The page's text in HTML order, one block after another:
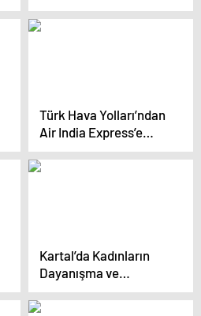
Türk Hava Yolları’ndan
Air India Express’e
Anlaşma
Kartal’da Kadınların
Dayanışma ve
Ekonomik Güçlenme
Projesi: 2. El Pazarı